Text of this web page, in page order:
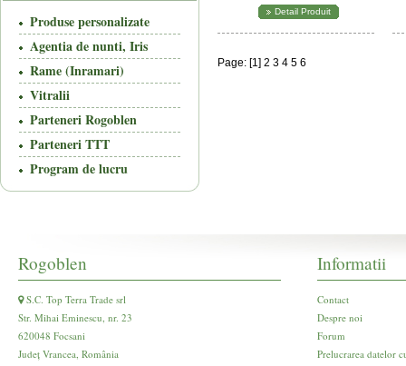
Produse personalizate
Agentia de nunti, Iris
Rame (Inramari)
Vitralii
Parteneri Rogoblen
Parteneri TTT
Program de lucru
Detail Produit
Page: [1] 2 3 4 5 6
Rogoblen
S.C. Top Terra Trade srl
Str. Mihai Eminescu, nr. 23
620048 Focsani
Județ Vrancea, România
Informatii
Contact
Despre noi
Forum
Prelucrarea datelor